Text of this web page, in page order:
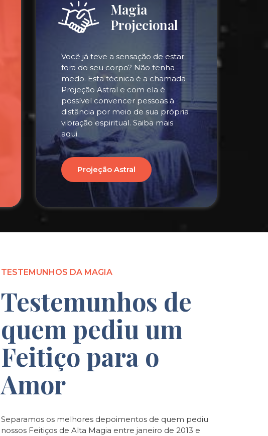
Magia
Projecional
Você já teve a sensação de estar
fora do seu corpo? Não tenha
medo. Esta técnica é a chamada
Projeção Astral e com ela é
possível convencer pessoas à
distância por meio de sua própria
vibração espiritual. Saiba mais
aqui.
Projeção Astral
TESTEMUNHOS DA MAGIA
Testemunhos de
quem pediu um
Feitiço para o
Amor
Separamos os melhores depoimentos de quem pediu
nossos Feitiços de Alta Magia entre janeiro de 2013 e